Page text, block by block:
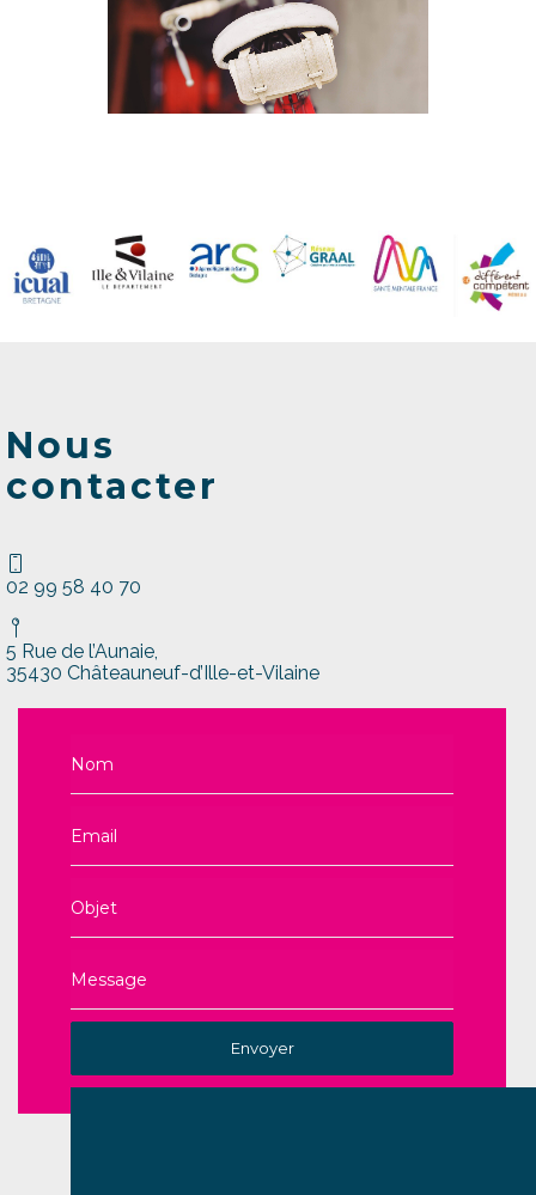
Nous
contacter
02 99 58 40 70
5 Rue de l’Aunaie,
35430 Châteauneuf-d’Ille-et-Vilaine